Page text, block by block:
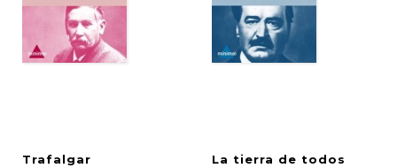
Trafalgar La tierra de todos